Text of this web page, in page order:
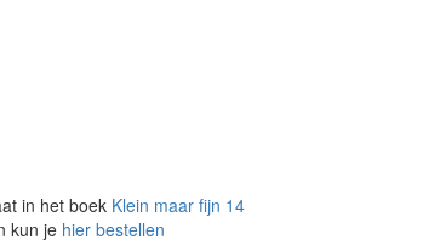
in het boek Klein maar fijn 14
kun je hier bestellen